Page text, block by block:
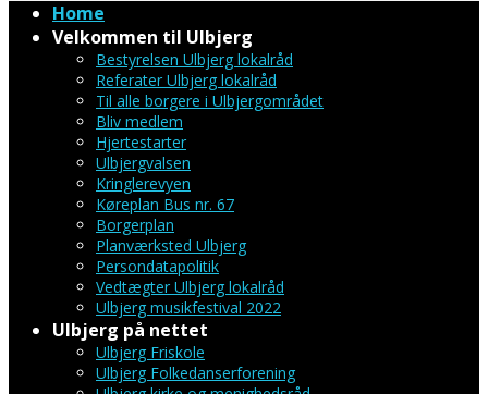
Home
Velkommen til Ulbjerg
Bestyrelsen Ulbjerg lokalråd
Referater Ulbjerg lokalråd
Til alle borgere i Ulbjergområdet
Bliv medlem
Hjertestarter
Ulbjergvalsen
Kringlerevyen
Køreplan Bus nr. 67
Borgerplan
Planværksted Ulbjerg
Persondatapolitik
Vedtægter Ulbjerg lokalråd
Ulbjerg musikfestival 2022
Ulbjerg på nettet
Ulbjerg Friskole
Ulbjerg Folkedanserforening